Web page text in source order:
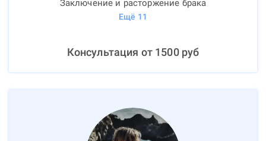
Заключение и расторжение брака
Ещё 11
Консультация от 1500руб